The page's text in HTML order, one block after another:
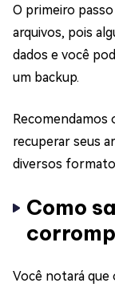
O primeiro
arquivos, pois
dados e você
um backup.
Recomendamos
recuperar seus
diversos
Como
Você notará que